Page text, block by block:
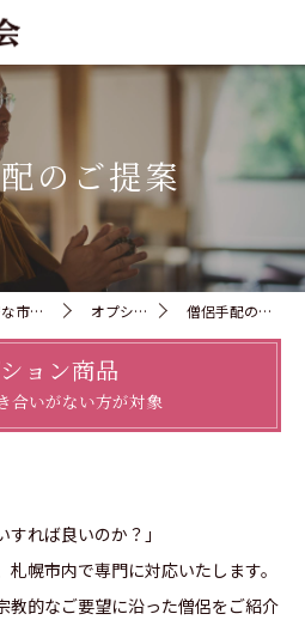
のご提案
札幌で葬儀なら安心で格安な市民火葬協会 オプション 僧侶手配のご提案
ョン商品
合いがない方が対象
すれば良いのか？」
幌市内で専門に対応いたします。
教的なご要望に沿った僧侶をご紹介